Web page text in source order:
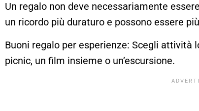
Un regalo non deve necessariamente
un ricordo più duraturo e possono essere
Buoni regalo per esperienze: Scegli attività
picnic, un film insieme o un’escursione.